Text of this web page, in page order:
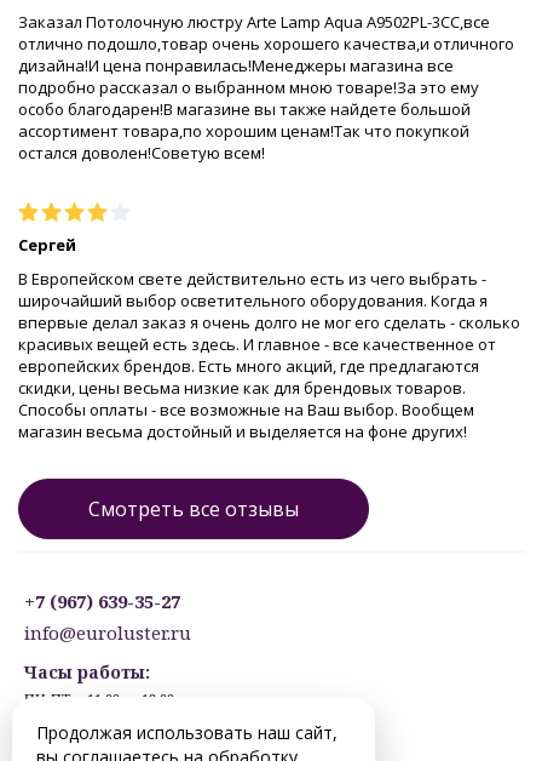
Заказал Потолочную люстру Arte Lamp Aqua A9502PL-3CC,все
отлично подошло,товар очень хорошего качества,и отличного
дизайна!И цена понравилась!Менеджеры магазина все
подробно рассказал о выбранном мною товаре!За это ему
особо благодарен!В магазине вы также найдете большой
ассортимент товара,по хорошим ценам!Так что покупкой
остался доволен!Советую всем!
Сергей
В Европейском свете действительно есть из чего выбрать -
широчайший выбор осветительного оборудования. Когда я
впервые делал заказ я очень долго не мог его сделать - сколько
красивых вещей есть здесь. И главное - все качественное от
европейских брендов. Есть много акций, где предлагаются
скидки, цены весьма низкие как для брендовых товаров.
Способы оплаты - все возможные на Ваш выбор. Вообщем
магазин весьма достойный и выделяется на фоне других!
Смотреть все отзывы
+7 (967) 639-35-27
info@euroluster.ru
Часы работы:
ПН-ПТ: с 11:00 до 19:00
ВС: ВЫХОДНОЙ
Продолжая использовать наш сайт,